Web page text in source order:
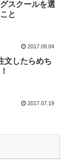
スクールを選
と
2017.09.04
文したらめち
2017.07.19